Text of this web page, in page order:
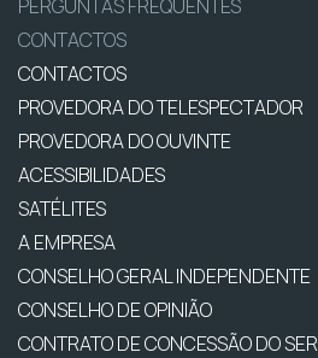
PERGUNTAS FREQUENTES
CONTACTOS
CONTACTOS
PROVEDORA DO TELESPECTADOR
PROVEDORA DO OUVINTE
ACESSIBILIDADES
SATÉLITES
A EMPRESA
CONSELHO GERAL INDEPENDENTE
CONSELHO DE OPINIÃO
CONTRATO DE CONCESSÃO DO